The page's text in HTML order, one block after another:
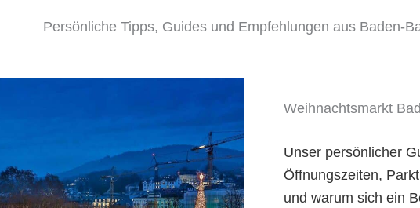
Persönliche Tipps, Guides und Empfehlungen aus Baden-
Weihnachtsmarkt
Unser persönlicher
Öffnungszeiten,
und warum sich ein